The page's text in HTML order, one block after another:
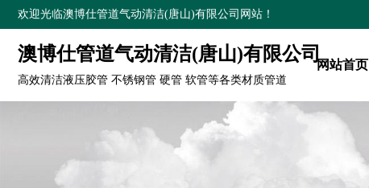
欢迎光临澳博仕管道气动清洁(唐山)有限公司网站！
澳博仕管道气动清洁(唐山)有限公司
高效清洁液压胶管 不锈钢管 硬管 软管等各类材质管道
网站首页